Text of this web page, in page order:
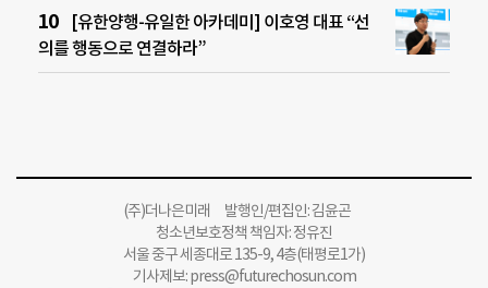
[유한양행-유일한 아카데미] 이호영 대표 “선
의를 행동으로 연결하라”
(주)더나은미래 발행인/편집인: 김윤곤
청소년보호정책 책임자: 정유진
서울 중구 세종대로 135-9, 4층(태평로1가)
기사제보:press@futurechosun.com